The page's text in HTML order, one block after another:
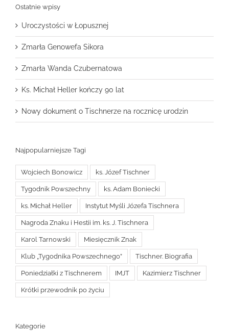
Ostatnie wpisy
Uroczystości w Łopusznej
Zmarła Genowefa Sikora
Zmarła Wanda Czubernatowa
Ks. Michał Heller kończy 90 lat
Nowy dokument o Tischnerze na rocznicę urodzin
Najpopularniejsze Tagi
Wojciech Bonowicz ks. Józef Tischner
Tygodnik Powszechny ks. Adam Boniecki
ks. Michał Heller Instytut Myśli Józefa Tischnera
Nagroda Znaku i Hestii im. ks. J. Tischnera
Karol Tarnowski Miesięcznik Znak
Klub „Tygodnika Powszechnego” Tischner. Biografia
Poniedziałki z Tischnerem IMJT Kazimierz Tischner
Krótki przewodnik po życiu
Kategorie